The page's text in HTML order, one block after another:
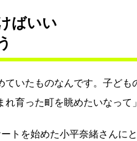
ばいい
ていたものなんです。子ど
育った町を眺めたいなって」
トを始めた小平奈緒さんに